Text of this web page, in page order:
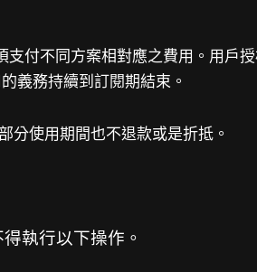
支付不同方案相對應之費用。用戶
義務持續到訂閱期結束。
分使用期間也不退款或是折抵。
執行以下操作。